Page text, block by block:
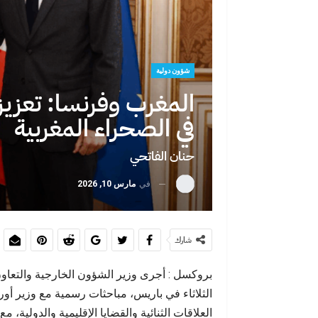
شؤون دولية
المغرب وفرنسا:
في الصحراء المغربية
حنان الفاتحي
في مارس 10, 2026
شارك
بروكسل : أجرى وزير الشؤون الخارجية
الثلاثاء في باريس، مباحثات رسمية مع وزير
العلاقات الثنائية والقضايا الإقليمية
عبد الإله
سبتة ليست